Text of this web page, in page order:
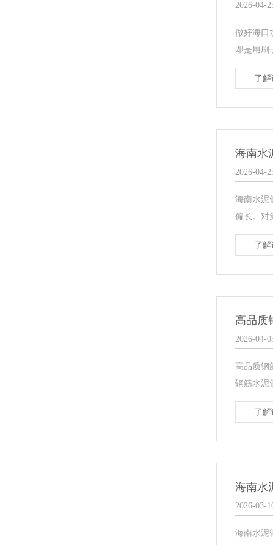
2026-04-
做好海口
即是用刷
了
海南水
2026-04-
海南水泥
偏长。对
了
高品质
2026-04-
高品质钢
钢筋水泥
了
海南水
2026-03-
海南水泥